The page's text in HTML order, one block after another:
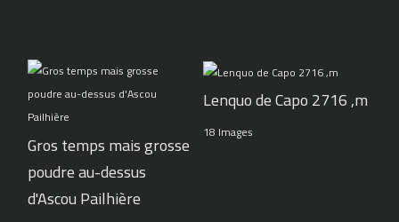
Gros temps mais grosse
poudre au-dessus
d'Ascou Pailhière
Lenquo de Capo 2716 ,m
18 Images